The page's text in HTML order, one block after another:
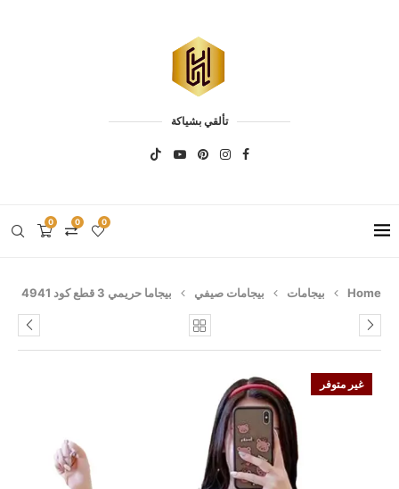
تألقي بشياكة
0 0 0
Home بيجامات بيجامات صيفي بيجاما حريمي 3 قطع كود 4941
غير متوفر